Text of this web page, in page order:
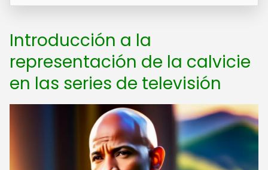
Introducción a la
representación de la calvicie
en las series de televisión